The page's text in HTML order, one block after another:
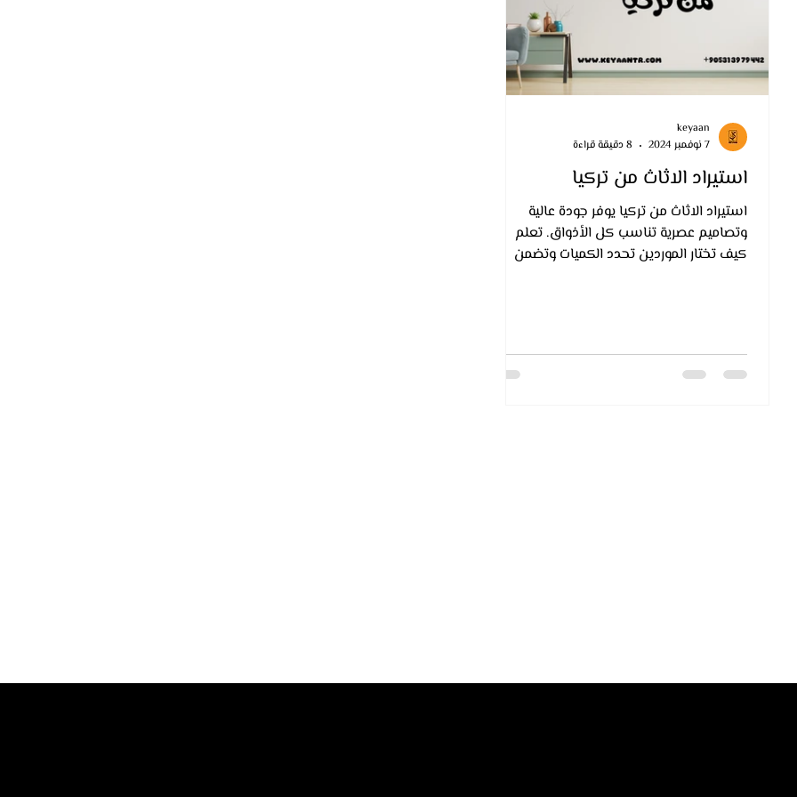
استيراد الاثاث من تركيا
استيراد الاثاث من تركيا يوفر جودة عالية
وتصاميم عصرية تناسب كل الأذواق. تعلم
كيف تختار الموردين تحدد الكميات وتضمن
keyaan
7 نوفمبر 2024
8 دقيقة قراءة